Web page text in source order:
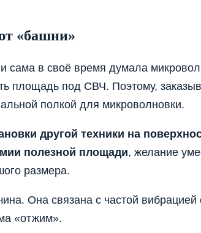
«башни»
сама в своё время думала
площадь под СВЧ. Поэтому,
полкой для микроволновки.
другой техники на
полезной площади, желание
размера.
Она связана с частой вибрацией
«отжим».